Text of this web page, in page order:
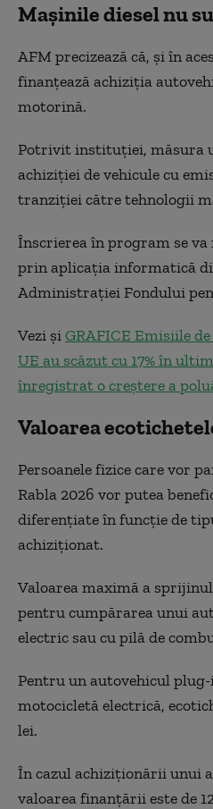
Mașinile diesel nu
AFM precizează că, și în
finanțează achiziția
motorină.
Potrivit instituției, măsura
achiziției de vehicule cu
tranziției către tehnologii
Înscrierea în program se va
prin aplicația informatică
Administrației Fondului
Vezi șiGRAFICE Emisiile
UE au scăzut cu 17% în
înregistrat o creștere a
Valoarea
Persoanele fizice care vor
Rabla 2026 vor putea
diferențiate în funcție de
achiziționat.
Valoarea maximă a
pentru cumpărarea unui
electric sau cu pilă de
Pentru un autovehicul
motocicletă electrică,
lei.
În cazul achiziționării unui
valoarea finanțării este de